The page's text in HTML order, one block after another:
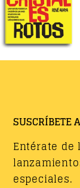
SUSCRÍBETE
Entérate de
especiales.